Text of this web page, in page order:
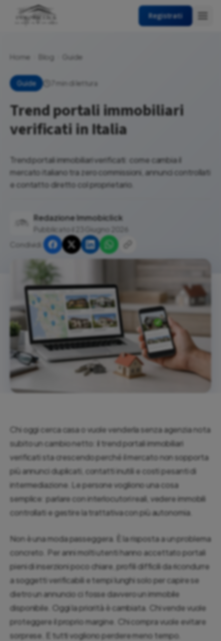
Registrati
Home Blog Guide
Guide 7 min di lettura
Trend portali immobiliari
verificati in Italia
Trend portali immobiliari verificati: come cambia il
mercato italiano tra zero commissioni, annunci controllati
e contatto diretto col proprietario.
Redazione Immobiclick
Pubblicato il 23 Giugno 2026
Condividi:
Chi oggi cerca casa o vuole venderla senza agenzia nota
subito un cambio netto: il trend portali immobiliari
verificati sta crescendo perché il mercato non sopporta
più annunci duplicati, contatti inutili e costi pesanti di
intermediazione. Le persone vogliono una cosa
semplice: parlare con interlocutori reali, vedere immobili
controllati e gestire la trattativa con più autonomia.
Non è una moda passeggera. È la risposta a un problema
concreto. Per anni molti utenti hanno accettato portali
pieni di inserzioni poco chiare, profili difficili da ricondurre
a soggetti verificabili e tempi lunghi solo per capire se
dietro un annuncio ci fosse davvero un immobile
disponibile. Oggi la priorità è cambiata. Chi vende vuole
proteggere il proprio margine. Chi compra vuole evitare
sorprese. E tutti vogliono perdere meno tempo.